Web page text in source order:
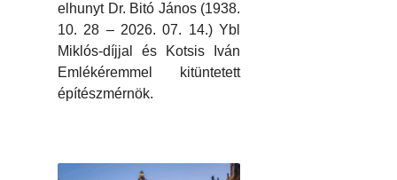
elhunyt Dr. Bitó János (1938.
10. 28 – 2026. 07. 14.) Ybl
Miklós-díjjal és Kotsis Iván
Emlékéremmel kitüntetett
építészmérnök.